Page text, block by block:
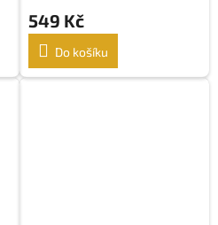
549 Kč
Do košíku